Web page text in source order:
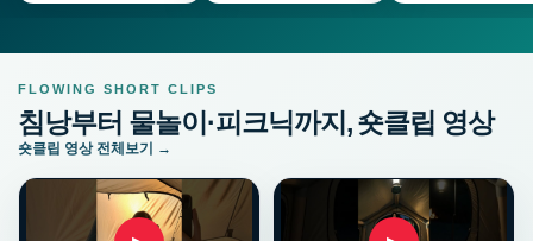
FLOWING SHORT CLIPS
침낭부터 물놀이·피크닉까지, 숏클립 영상
숏클립 영상 전체보기 →